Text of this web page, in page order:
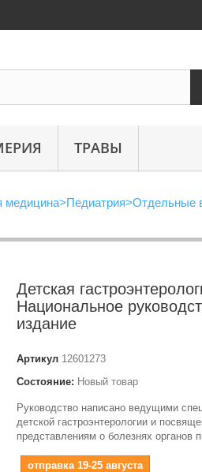
ТРАВЫ
медицина>Педиатрия>Отдельные
Детская
Национальное
издание
Артикул 12601273
Состояние: Новый товар
Руководство написано ведущими
детской гастроэнтерологии и
представлениям о болезнях органов
отправка 19-25 августа